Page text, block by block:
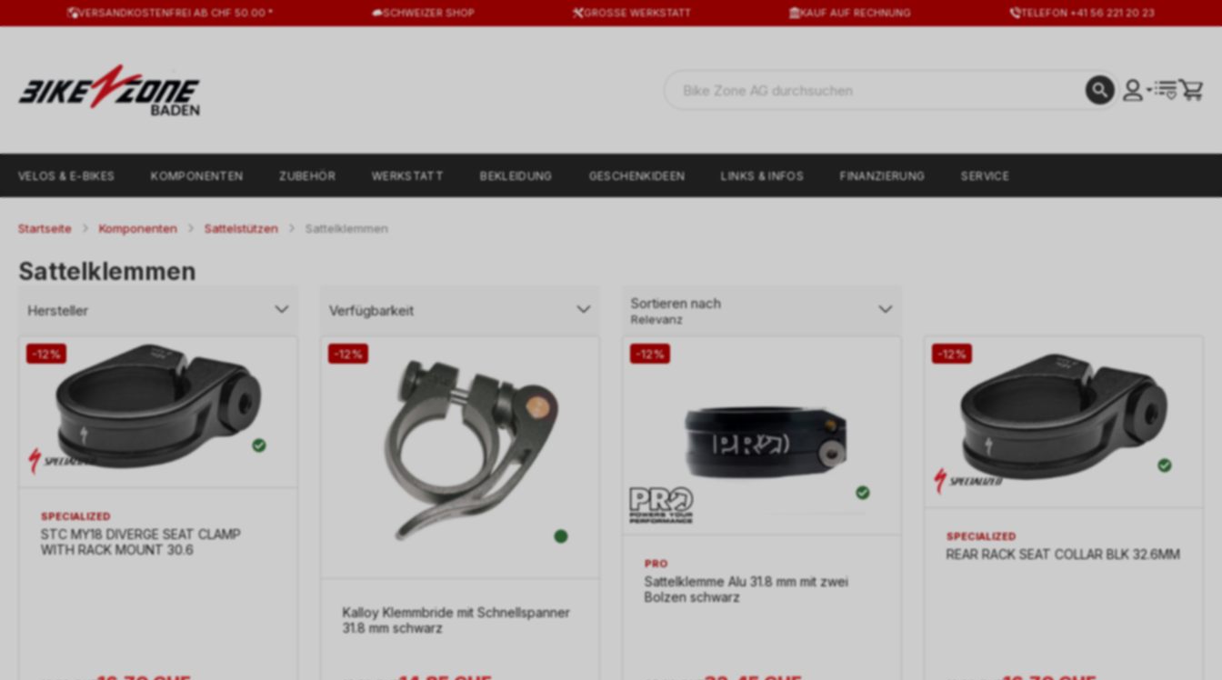
VERSANDKOSTENFREI AB CHF 50.00 * SCHWEIZER SHOP GROSSE WERKSTATT KAUF AUF RECHNUNG TELEFON +41 56 221 20 23
VELOS & E-BIKES KOMPONENTEN ZUBEHÖR WERKSTATT BEKLEIDUNG GESCHENKIDEEN LINKS & INFOS FINANZIERUNG SERVICE
Startseite Komponenten Sattelstützen Sattelklemmen
Sattelklemmen
Hersteller Verfügbarkeit Sortieren nach
Relevanz
-12%
SPECIALIZED
STC MY18 DIVERGE SEAT CLAMP
WITH RACK MOUNT 30.6
-12%
Kalloy Klemmbride mit Schnellspanner
31.8 mm schwarz
-12%
PRO
Sattelklemme Alu 31.8 mm mit zwei
Bolzen schwarz
-12%
SPECIALIZED
REAR RACK SEAT COLLAR BLK 32.6MM